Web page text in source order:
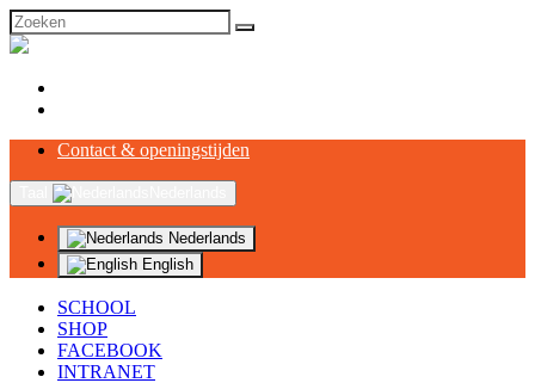
Contact & openingstijden
Nederlands
English
SCHOOL
SHOP
FACEBOOK
INTRANET